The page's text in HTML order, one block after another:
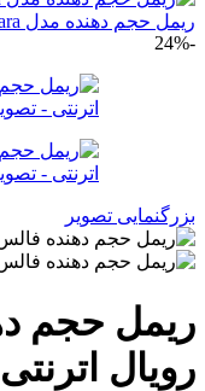
ریمل حجم دهنده مدل Volume Now Mascara بی یو
-24%
بزرگنمایی تصویر
ریمل حجم
رویال اترنتی